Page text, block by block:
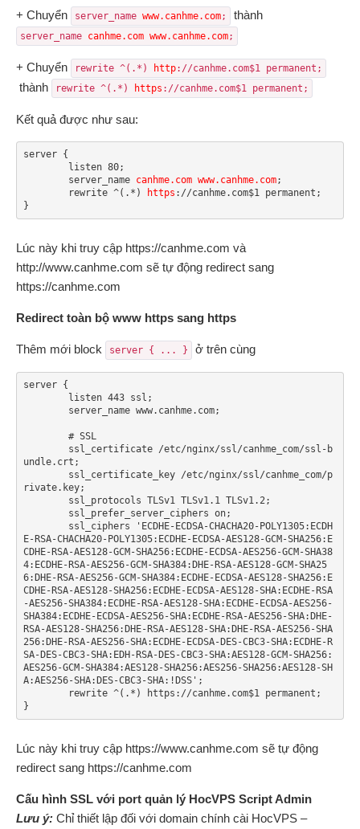
+ Chuyển server_name www.canhme.com; thành
server_name canhme.com www.canhme.com;
+ Chuyển rewrite ^(.*) http://canhme.com$1 permanent;
thành rewrite ^(.*) https ://canhme.com$1 permanent;
Kết quả được như sau:
server {
	server_name
canhme.com www.canhme.com;
	rewrite ^(.*)
https ://canhme.com$1 permanent;
}
Lúc này khi truy cập https://canhme.com và
http://www.canhme.com sẽ tự động redirect sang
https://canhme.com
Redirect toàn bộ www https sang https
Thêm mới block server { ... } ở trên cùng
server {
undle.crt;
rivate.key;
E-RSA-CHACHA20-POLY1305:ECDHE-ECDSA-AES128-GCM-SHA256:E
CDHE-RSA-AES128-GCM-SHA256:ECDHE-ECDSA-AES256-GCM-SHA38
4:ECDHE-RSA-AES256-GCM-SHA384:DHE-RSA-AES128-GCM-SHA25
6:DHE-RSA-AES256-GCM-SHA384:ECDHE-ECDSA-AES128-SHA256:E
CDHE-RSA-AES128-SHA256:ECDHE-ECDSA-AES128-SHA:ECDHE-RSA
-AES256-SHA384:ECDHE-RSA-AES128-SHA:ECDHE-ECDSA-AES256-
SHA384:ECDHE-ECDSA-AES256-SHA:ECDHE-RSA-AES256-SHA:DHE-
RSA-AES128-SHA256:DHE-RSA-AES128-SHA:DHE-RSA-AES256-SHA
256:DHE-RSA-AES256-SHA:ECDHE-ECDSA-DES-CBC3-SHA:ECDHE-R
SA-DES-CBC3-SHA:EDH-RSA-DES-CBC3-SHA:AES128-GCM-SHA256:
AES256-GCM-SHA384:AES128-SHA256:AES256-SHA256:AES128-SH
A:AES256-SHA:DES-CBC3-SHA:!DSS';
}
Lúc này khi truy cập https://www.canhme.com sẽ tự động
redirect sang https://canhme.com
Cấu hình SSL với port quản lý HocVPS Script Admin
Lưu ý: Chỉ thiết lập đối với domain chính cài HocVPS –